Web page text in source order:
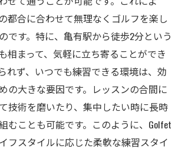
都合に合わせて無理なくゴルフを楽し
です。特に、亀有駅から徒歩2分という
相まって、気軽に立ち寄ることができ
れず、いつでも練習できる環境は、効
の大きな要因です。レッスンの合間に
技術を磨いたり、集中したい時に長時
むことも可能です。このように、Golfet
フスタイルに応じた柔軟な練習スタイ